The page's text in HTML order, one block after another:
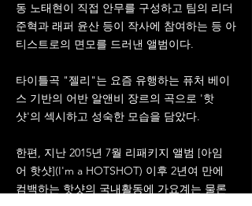
동 노태현이 직접 안무를 구성하고 팀의 리더
준혁과 래퍼 윤산 등이 작사에 참여하는 등 아
티스트로의 면모를 드러낸 앨범이다.
타이틀곡 "젤리"는 요즘 유행하는 퓨처 베이
스 기반의 어반 알앤비 장르의 곡으로 '핫
샷'의 섹시하고 성숙한 모습을 담았다.
한편, 지난 2015년 7월 리패키지 앨범 [아임
어 핫샷](I'm a HOTSHOT) 이후 2년여 만에
컴백하는 핫샷의 국내활동에 가요계는 물론